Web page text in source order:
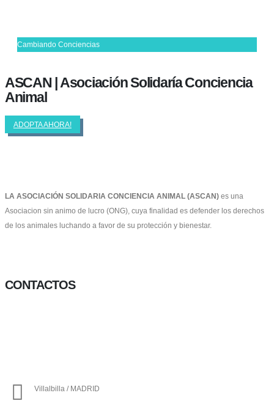
Cambiando Conciencias
ASCAN | Asociación Solidaría Conciencia
Animal
ADOPTA AHORA!
LA ASOCIACIÓN SOLIDARIA CONCIENCIA ANIMAL (ASCAN) es una
Asociacion sin animo de lucro (ONG), cuya finalidad es defender los derechos
de los animales luchando a favor de su protección y bienestar.
CONTACTOS
Villalbilla / MADRID